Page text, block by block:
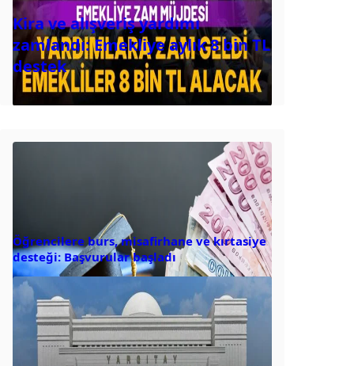
Kira ve alışveriş yardımı
zamlandı: Emekliye aylık 8 bin TL
destek
Öğrencilere burs, misafirhane ve kırtasiye
desteği: Başvurular başladı